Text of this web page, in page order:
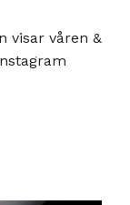
visar våren &